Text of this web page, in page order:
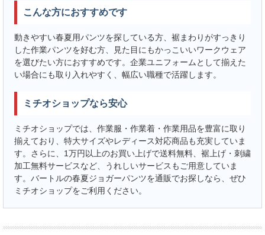
こんな方におすすめです
動きやすい春夏用パンツを探している方、裾まわりがすっきり
した作業パンツを好む方、見た目にもかっこいいワークウェア
を選びたい方におすすめです。企業ユニフォームとして揃えた
い場合にも取り入れやすく、幅広い職種で活躍します。
ミチオショップなら安心
ミチオショップでは、作業服・作業着・作業用品を豊富に取り
揃えており、特大サイズやレディース対応商品も充実していま
す。さらに、1万円以上のお買い上げで送料無料、裾上げ・刺繍
加工無料サービスなど、うれしいサービスもご用意していま
す。バートルの春夏ジョガーパンツを通販でお探しなら、ぜひ
ミチオショップをご利用ください。